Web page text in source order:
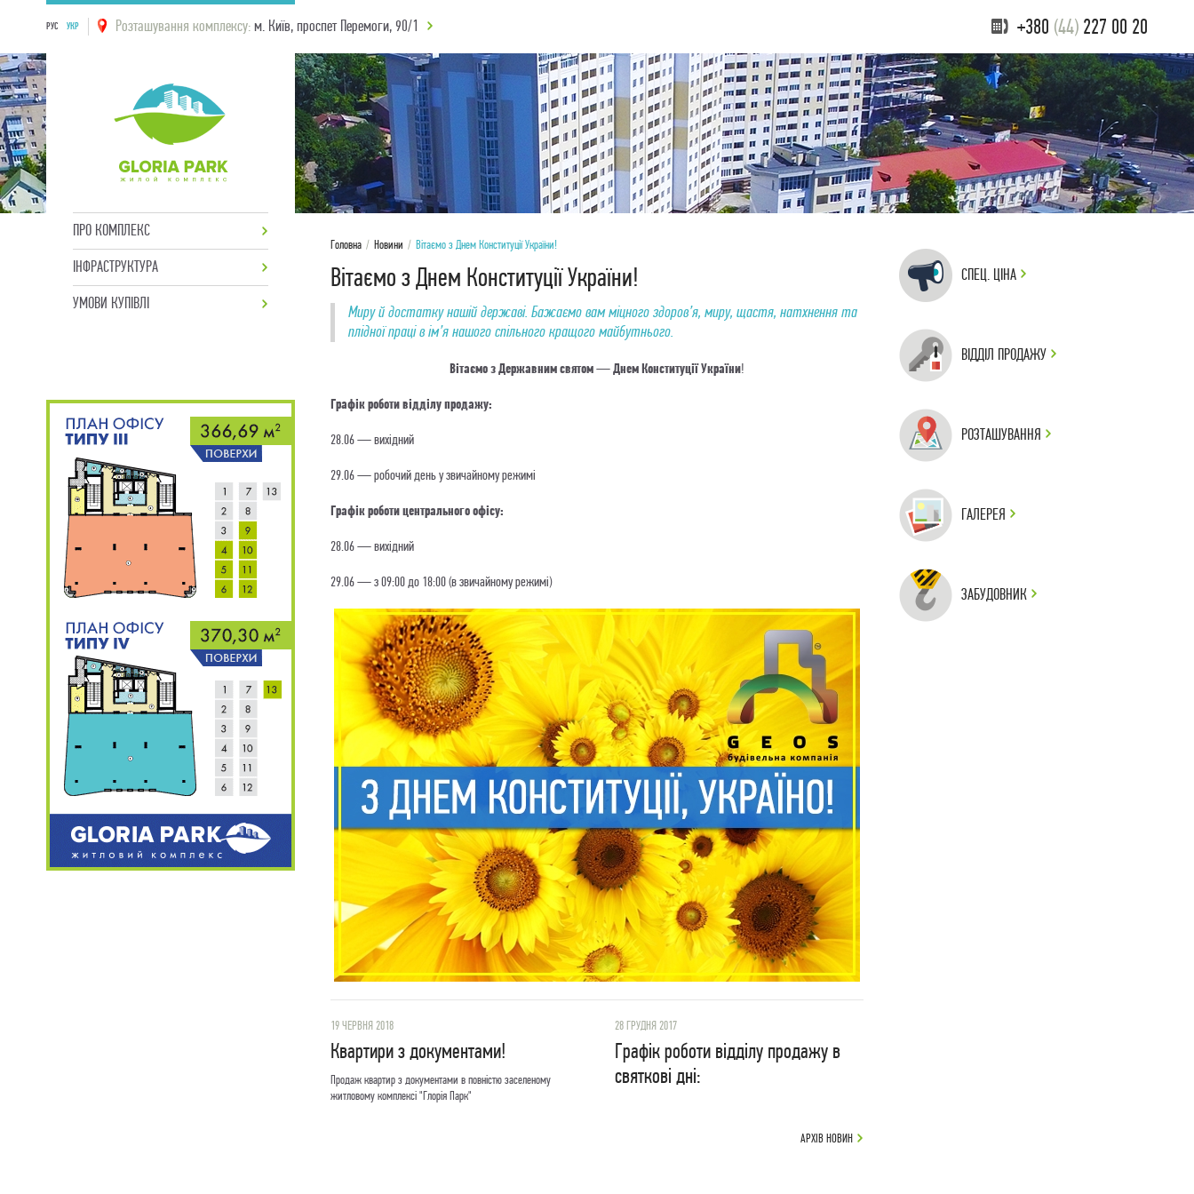
РУС УКР Розташування комплексу:м. Київ, проспет Перемоги, 90/1 +380 (44) 227 00 20
ПРО КОМПЛЕКС
ІНФРАСТРУКТУРА
УМОВИ КУПІВЛІ
Головна / Новини / Вітаємо з Днем Конституції України!
Вітаємо з Днем Конституції України!
Миру й достатку нашій державі. Бажаємо вам міцного здоров’я, миру, щастя, натхнення та
плідної праці в ім’я нашого спільного кращого майбутнього.
Вітаємо з Державним святом — Днем Конституції України!
Графік роботи відділу продажу:
28.06 — вихідний
29.06 — робочий день у звичайному режимі
Графік роботи центрального офiсу:
28.06 — вихiдний
29.06 — з 09:00 до 18:00 (в звичайному режимі)
19 ЧЕРВНЯ 2018
Квартири з документами!
Продаж квартир з документами в повністю заселеному
житловому комплексі "Глорія Парк"
28 ГРУДНЯ 2017
Графік роботи відділу продажу в
святкові дні:
АРХІВ НОВИН
СПЕЦ. ЦІНА
ВІДДІЛ ПРОДАЖУ
РОЗТАШУВАННЯ
ГАЛЕРЕЯ
ЗАБУДОВНИК